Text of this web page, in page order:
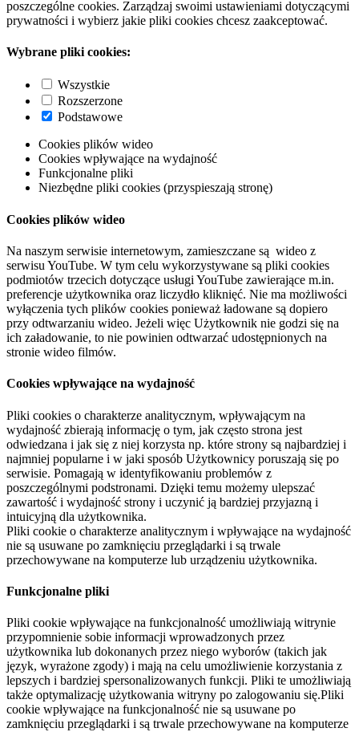
poszczególne cookies. Zarządzaj swoimi ustawieniami dotyczącymi
prywatności i wybierz jakie pliki cookies chcesz zaakceptować.
Wybrane pliki cookies:
Wszystkie
Rozszerzone
Podstawowe
Cookies plików wideo
Cookies wpływające na wydajność
Funkcjonalne pliki
Niezbędne pliki cookies (przyspieszają stronę)
Cookies plików wideo
Na naszym serwisie internetowym, zamieszczane są wideo z
serwisu YouTube. W tym celu wykorzystywane są pliki cookies
podmiotów trzecich dotyczące usługi YouTube zawierające m.in.
preferencje użytkownika oraz liczydło kliknięć. Nie ma możliwości
wyłączenia tych plików cookies ponieważ ładowane są dopiero
przy odtwarzaniu wideo. Jeżeli więc Użytkownik nie godzi się na
ich załadowanie, to nie powinien odtwarzać udostępnionych na
stronie wideo filmów.
Cookies wpływające na wydajność
Pliki cookies o charakterze analitycznym, wpływającym na
wydajność zbierają informację o tym, jak często strona jest
odwiedzana i jak się z niej korzysta np. które strony są najbardziej i
najmniej popularne i w jaki sposób Użytkownicy poruszają się po
serwisie. Pomagają w identyfikowaniu problemów z
poszczególnymi podstronami. Dzięki temu możemy ulepszać
zawartość i wydajność strony i uczynić ją bardziej przyjazną i
intuicyjną dla użytkownika.
Pliki cookie o charakterze analitycznym i wpływające na wydajność
nie są usuwane po zamknięciu przeglądarki i są trwale
przechowywane na komputerze lub urządzeniu użytkownika.
Funkcjonalne pliki
Pliki cookie wpływające na funkcjonalność umożliwiają witrynie
przypomnienie sobie informacji wprowadzonych przez
użytkownika lub dokonanych przez niego wyborów (takich jak
język, wyrażone zgody) i mają na celu umożliwienie korzystania z
lepszych i bardziej spersonalizowanych funkcji. Pliki te umożliwiają
także optymalizację użytkowania witryny po zalogowaniu się.Pliki
cookie wpływające na funkcjonalność nie są usuwane po
zamknięciu przeglądarki i są trwale przechowywane na komputerze